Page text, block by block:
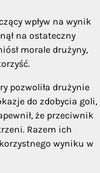
wpływ na wynik
na ostateczny
morale drużyny,
pozwoliła drużynie
do zdobycia goli,
że przeciwnik
Razem ich
wyniku w